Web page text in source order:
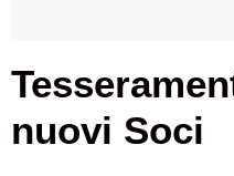
nuovi Soci